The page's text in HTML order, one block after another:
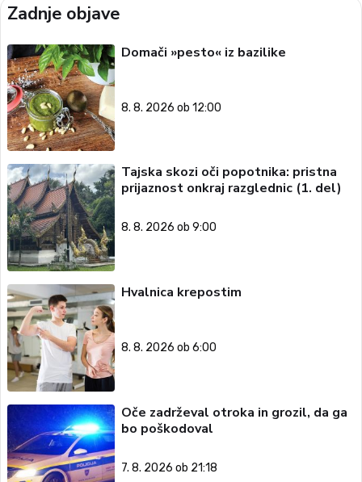
Zadnje objave
Domači »pesto« iz bazilike
8. 8. 2026 ob 12:00
Tajska skozi oči popotnika: pristna
prijaznost onkraj razglednic (1. del)
8. 8. 2026 ob 9:00
Hvalnica krepostim
8. 8. 2026 ob 6:00
Oče zadrževal otroka in grozil, da ga
bo poškodoval
7. 8. 2026 ob 21:18